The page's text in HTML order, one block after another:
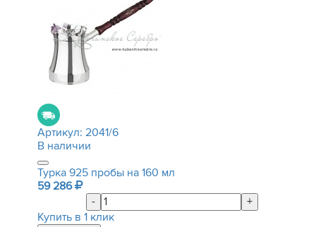
Артикул: 2041/6
В наличии
Турка 925 пробы на 160 мл
59 286
-
+
Купить в 1 клик